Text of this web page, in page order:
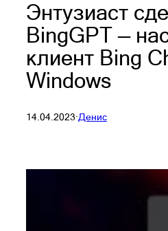
Энтузиаст
BingGPT —
клиент Bing
Windows
14.04.2023·Денис